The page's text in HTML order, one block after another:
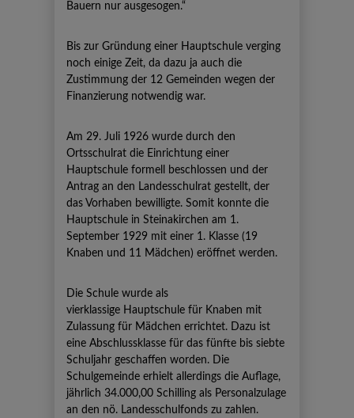
Bauern nur ausgesogen.“
Bis zur Gründung einer Hauptschule verging
noch einige Zeit, da dazu ja auch die
Zustimmung der 12 Gemeinden wegen der
Finanzierung notwendig war.
Am 29. Juli 1926 wurde durch den
Ortsschulrat die Einrichtung einer
Hauptschule formell beschlossen und der
Antrag an den Landesschulrat gestellt, der
das Vorhaben bewilligte. Somit konnte die
Hauptschule in Steinakirchen am 1.
September 1929 mit einer 1. Klasse (19
Knaben und 11 Mädchen) eröffnet werden.
Die Schule wurde als
vierklassige Hauptschule für Knaben mit
Zulassung für Mädchen errichtet. Dazu ist
eine Abschlussklasse für das fünfte bis siebte
Schuljahr geschaffen worden. Die
Schulgemeinde erhielt allerdings die Auflage,
jährlich 34.000,00 Schilling als Personalzulage
an den nö. Landesschulfonds zu zahlen.